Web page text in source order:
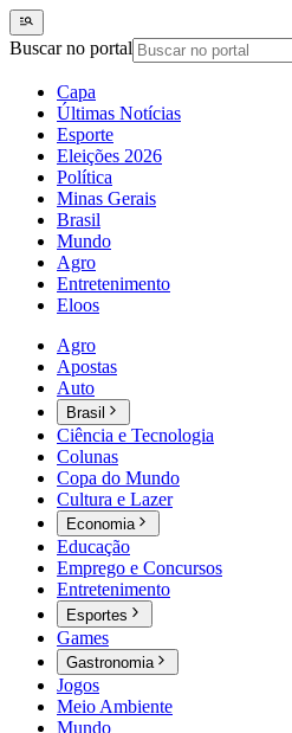
Buscar no portal
Capa
Últimas Notícias
Esporte
Eleições 2026
Política
Minas Gerais
Brasil
Mundo
Agro
Entretenimento
Eloos
Agro
Apostas
Auto
Brasil
Ciência e Tecnologia
Colunas
Copa do Mundo
Cultura e Lazer
Economia
Educação
Emprego e Concursos
Entretenimento
Esportes
Games
Gastronomia
Jogos
Meio Ambiente
Mundo